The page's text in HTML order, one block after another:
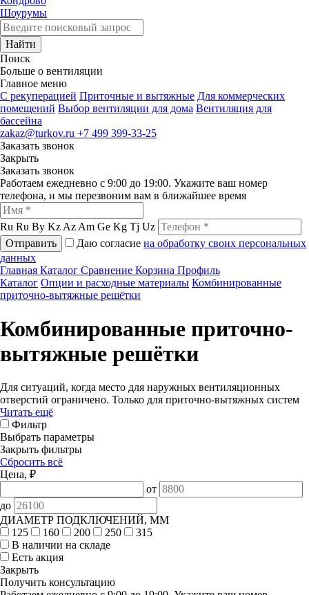
Шоурумы
Найти
Поиск
Больше о вентиляции
Главное меню
C рекуперацией Приточные и вытяжные Для коммерческих
помещений Выбор вентиляции для дома Вентиляция для
бассейна
zakaz@turkov.ru +7 499 399-33-25
Заказать звонок
Закрыть
Заказать звонок
Работаем ежедневно с 9:00 до 19:00. Укажите ваш номер
телефона, и мы перезвоним вам в ближайшее время
Ru Ru By Kz Az Am Ge Kg Tj Uz
Отправить
Даю согласие на обработку своих персональных
данных
Главная Каталог Сравнение Корзина Профиль
Каталог Опции и расходные материалы Комбинированные
приточно-вытяжные решётки
Комбинированные приточно-
вытяжные решётки
Для ситуаций, когда место для наружных вентиляционных
отверстий ограничено. Только для приточно-вытяжных систем
Читать ещё
Фильтр
Выбрать параметры
Закрыть фильтры
Сбросить всё
Цена, ₽
от
до
ДИАМЕТР ПОДКЛЮЧЕНИЙ, ММ
125
160 200 250
315
В наличии на складе
Есть акция
Закрыть
Получить консультацию